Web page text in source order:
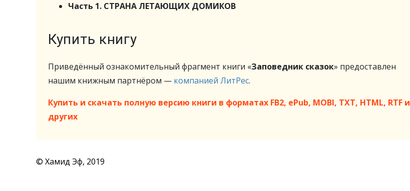
Часть 1. СТРАНА ЛЕТАЮЩИХ ДОМИКОВ
Купить книгу
Приведённый ознакомительный фрагмент книги «Заповедник сказок» предоставлен
нашим книжным партнёром — компанией ЛитРес.
Купить и скачать полную версию книги в форматах FB2, ePub, MOBI, TXT, HTML, RTF и
других
© Хамид Эф, 2019